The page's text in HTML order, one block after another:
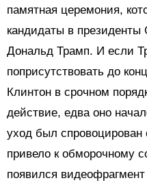
памятная церемония,
кандидаты в
Дональд Трамп. И если
поприсутствовать до
Клинтон в срочном
действие, едва оно
уход был
привело к обморочному
появился